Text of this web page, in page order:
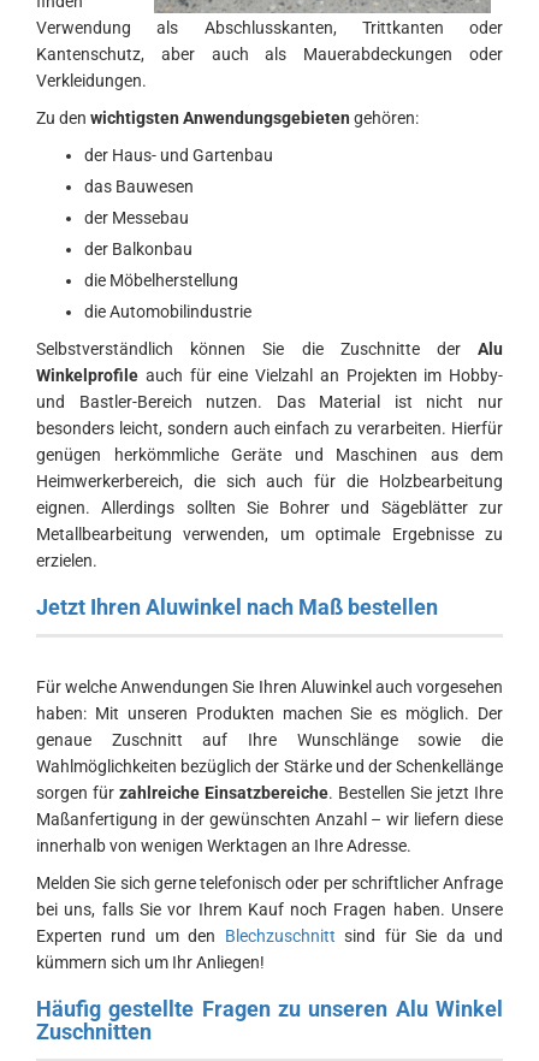
Verwendung als Abschlusskanten, Trittkanten oder
Kantenschutz, aber auch als Mauerabdeckungen oder
Verkleidungen.
Zu den wichtigsten Anwendungsgebieten gehören:
der Haus- und Gartenbau
das Bauwesen
der Messebau
der Balkonbau
die Möbelherstellung
die Automobilindustrie
Selbstverständlich können Sie die Zuschnitte der Alu
Winkelprofile auch für eine Vielzahl an Projekten im Hobby-
und Bastler-Bereich nutzen. Das Material ist nicht nur
besonders leicht, sondern auch einfach zu verarbeiten. Hierfür
genügen herkömmliche Geräte und Maschinen aus dem
Heimwerkerbereich, die sich auch für die Holzbearbeitung
eignen. Allerdings sollten Sie Bohrer und Sägeblätter zur
Metallbearbeitung verwenden, um optimale Ergebnisse zu
erzielen.
Jetzt Ihren Aluwinkel nach Maß bestellen
Für welche Anwendungen Sie Ihren Aluwinkel auch vorgesehen
haben: Mit unseren Produkten machen Sie es möglich. Der
genaue Zuschnitt auf Ihre Wunschlänge sowie die
Wahlmöglichkeiten bezüglich der Stärke und der Schenkellänge
sorgen für zahlreiche Einsatzbereiche. Bestellen Sie jetzt Ihre
Maßanfertigung in der gewünschten Anzahl – wir liefern diese
innerhalb von wenigen Werktagen an Ihre Adresse.
Melden Sie sich gerne telefonisch oder per schriftlicher Anfrage
bei uns, falls Sie vor Ihrem Kauf noch Fragen haben. Unsere
Experten rund um den Blechzuschnitt sind für Sie da und
kümmern sich um Ihr Anliegen!
Häufig gestellte Fragen zu unseren Alu Winkel
Zuschnitten